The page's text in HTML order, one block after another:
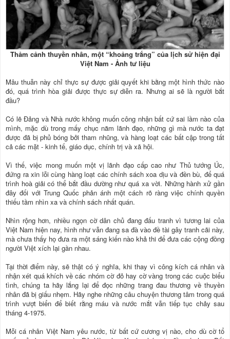
Thảm cảnh thuyền nhân, một “khoảng trắng” của lịch sử hiện đại
Việt Nam - Ảnh tư liệu
Mâu thuẫn này chỉ thực sự được giải quyết khi bằng một hình thức nào
đó, quá trình hòa giải được thực sự diễn ra. Nhưng ai sẽ là người bắt
đầu?
Có lẽ Đảng và Nhà nước không muốn công nhận bất cứ sai lầm nào của
mình, mặc dù trong mấy chục năm lãnh đạo, những gì mà nước ta đạt
được đã bị phủ bóng bởi tham nhũng, và hàng loạt các bất cập trong tất
cả các mặt - kinh tế, giáo dục, chính trị và xã hội.
Vì thế, việc mong muốn một vị lãnh đạo cấp cao như Thủ tướng Úc,
đứng ra xin lỗi cùng hàng loạt các chính sách xoa dịu và đền bù, để quá
trình hoà giải có thể bắt đầu dường như quá xa vời. Những hành xử gần
đây đối với Trung Quốc phản ánh một cách rõ ràng việc chính quyền
thiếu tầm nhìn xa và chính sách nhất quán.
Nhìn rộng hơn, nhiều ngọn cờ dân chủ đang đấu tranh vì tương lai của
Việt Nam hiện nay, hình như vẫn đang sa đà vào đề tài gây tranh cãi này,
mà chưa thấy họ đưa ra một sáng kiến nào khả thi để đưa các cộng đồng
người Việt xích lại gần nhau.
Tại thời điểm này, sẽ thật có ý nghĩa, khi thay vì công kích cá nhân và
nhận xét quá khích về các nhóm cờ đỏ hay cờ vàng trong các cuộc biểu
tình, chúng ta hãy lắng lại để đọc những trang đau thương về thuyền
nhân đã bị giấu nhẹm. Hãy nghe những câu chuyện thương tâm trong quá
trình vượt biển để biết rằng máu và nước mắt vẫn tiếp tục chảy sau
tháng 4-1975.
Mỗi cá nhân Việt Nam yêu nước, từ bất cứ cương vị nào, cho dù cờ tổ